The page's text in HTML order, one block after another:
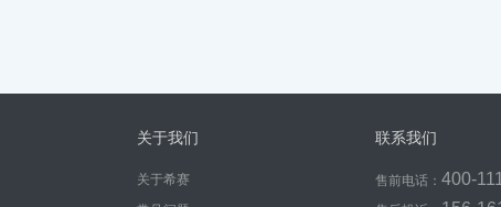
关于我们
关于希赛
联系我们
售前电话： 400-